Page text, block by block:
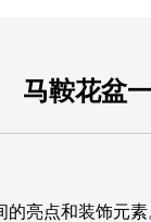
马鞍花盆
亮点和装饰元